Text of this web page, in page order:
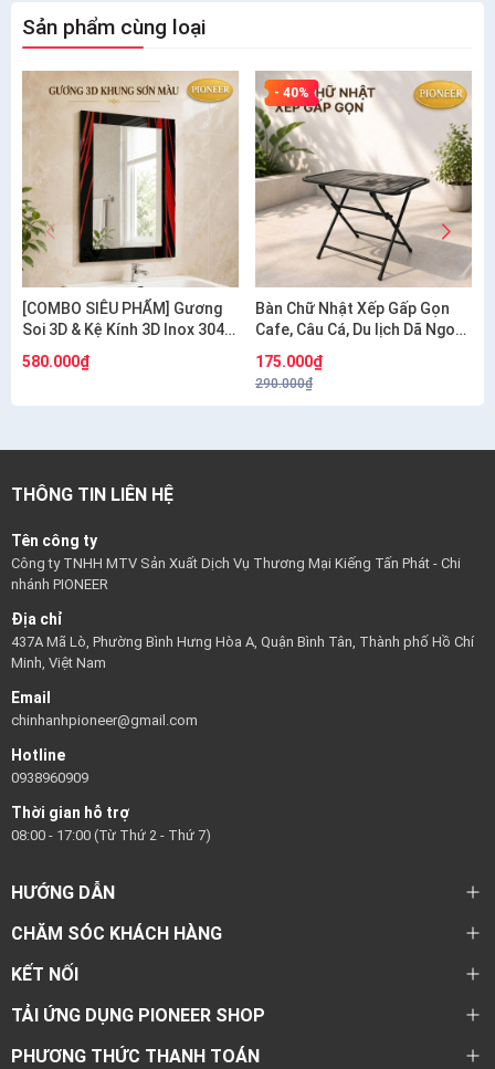
Sản phẩm cùng loại
[COMBO SIÊU PHẨM] Gương
Soi 3D & Kệ Kính 3D Inox 304
PE134
580.000₫
- 40%
Bàn Chữ Nhật Xếp Gấp Gọn
Cafe, Câu Cá, Du lịch Dã Ngoại
175.000₫
290.000₫
THÔNG TIN LIÊN HỆ
Tên công ty
Công ty TNHH MTV Sản Xuất Dịch Vụ Thương Mại Kiếng Tấn Phát - Chi
nhánh PIONEER
Địa chỉ
437A Mã Lò, Phường Bình Hưng Hòa A, Quận Bình Tân, Thành phố Hồ Chí
Minh, Việt Nam
Email
chinhanhpioneer@gmail.com
Hotline
0938960909
Thời gian hỗ trợ
08:00 - 17:00 (Từ Thứ 2 - Thứ 7)
HƯỚNG DẪN
CHĂM SÓC KHÁCH HÀNG
KẾT NỐI
TẢI ỨNG DỤNG PIONEER SHOP
PHƯƠNG THỨC THANH TOÁN